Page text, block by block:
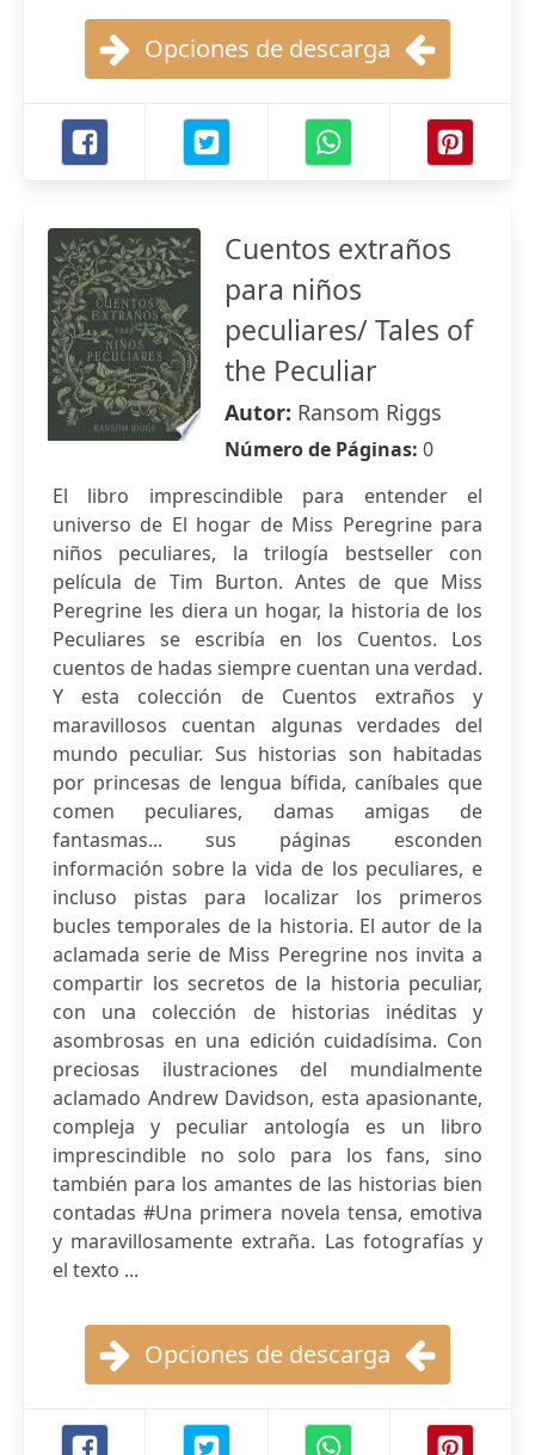
Opciones de descarga
Cuentos extraños
para niños
peculiares/ Tales of
the Peculiar
Autor: Ransom Riggs
Número de Páginas: 0
El libro imprescindible para entender el
universo de El hogar de Miss Peregrine para
niños peculiares, la trilogía bestseller con
película de Tim Burton. Antes de que Miss
Peregrine les diera un hogar, la historia de los
Peculiares se escribía en los Cuentos. Los
cuentos de hadas siempre cuentan una verdad.
Y esta colección de Cuentos extraños y
maravillosos cuentan algunas verdades del
mundo peculiar. Sus historias son habitadas
por princesas de lengua bífida, caníbales que
comen peculiares, damas amigas de
fantasmas... sus páginas esconden
información sobre la vida de los peculiares, e
incluso pistas para localizar los primeros
bucles temporales de la historia. El autor de la
aclamada serie de Miss Peregrine nos invita a
compartir los secretos de la historia peculiar,
con una colección de historias inéditas y
asombrosas en una edición cuidadísima. Con
preciosas ilustraciones del mundialmente
aclamado Andrew Davidson, esta apasionante,
compleja y peculiar antología es un libro
imprescindible no solo para los fans, sino
también para los amantes de las historias bien
contadas #Una primera novela tensa, emotiva
y maravillosamente extraña. Las fotografías y
el texto ...
Opciones de descarga